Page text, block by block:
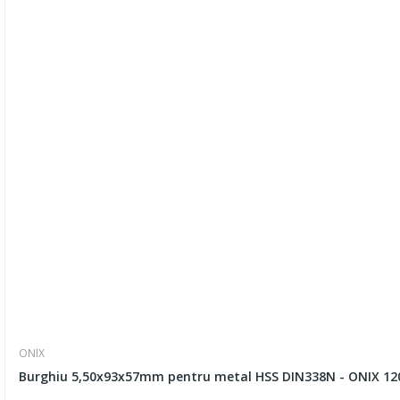
ONIX
Burghiu 5,50x93x57mm pentru metal HSS DIN338N - ONIX